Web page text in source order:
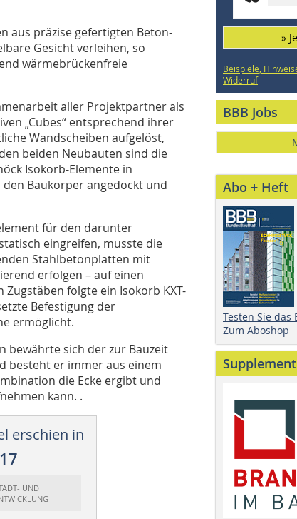
aus präzise gefertigten Beton-
Gesicht verleihen, so
wärmebrückenfreie
aller Projektpartner als
„Cubes“ entsprechend ihrer
Wandscheiben aufgelöst,
beiden Neubauten sind die
Isokorb-Elemente in
Baukörper angedockt und
für den darunter
eingreifen, musste die
Stahlbetonplatten mit
erfolgen – auf einen
folgte ein Isokorb KXT-
Befestigung der
ermöglicht.
bewährte sich der zur Bauzeit
besteht er immer aus einem
die Ecke ergibt und
kann. .
erschien in
UND
»
Beispiele,
Widerruf
BBB Jobs
Abo + Heft
Testen Sie das
Zum Aboshop
Supplement